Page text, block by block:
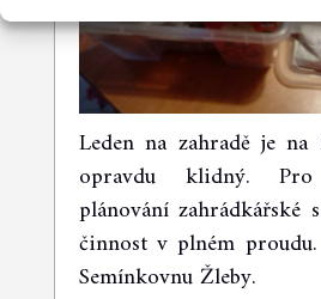
Leden na zahradě je
opravdu klidný.
plánování zahrádkářské
činnost v plném
Semínkovnu Žleby.